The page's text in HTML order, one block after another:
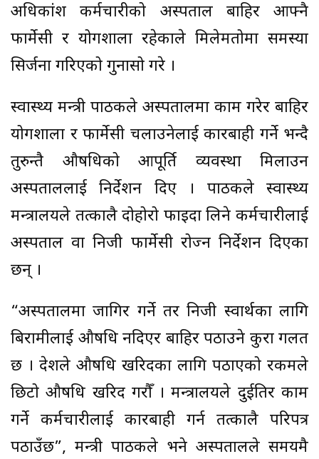
अधिकांश कर्मचारीको अस्पताल बाहिर आफ्नै
फार्मेसी र प्रयोगशाला रहेकाले मिलेमतोमा समस्या
सिर्जना गरिएको गुनासो गरे ।
स्वास्थ्य मन्त्री पाठकले अस्पतालमा काम गरेर बाहिर
प्रयोगशाला र फार्मेसी चलाउनेलाई कारबाही गर्ने भन्दै
तुरुन्तै औषधिको आपूर्ति व्यवस्था मिलाउन
अस्पताललाई निर्देशन दिए । पाठकले स्वास्थ्य
मन्त्रालयले तत्कालै दोहोरो फाइदा लिने कर्मचारीलाई
अस्पताल वा निजी फार्मेसी रोज्न निर्देशन दिएका
छन् ।
“अस्पतालमा जागिर गर्ने तर निजी स्वार्थका लागि
बिरामीलाई औषधि नदिएर बाहिर पठाउने कुरा गलत
छ । प्रदेशले औषधि खरिदका लागि पठाएको रकमले
छिटो औषधि खरिद गरौँ । मन्त्रालयले दुईतिर काम
गर्ने कर्मचारीलाई कारबाही गर्न तत्कालै परिपत्र
पठाउँछ”, मन्त्री पाठकले भने अस्पतालले समयमै